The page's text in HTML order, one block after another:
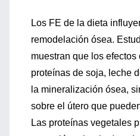
Los FE de la dieta
remodelación ósea.
muestran que los
proteínas de soja, leche
la mineralización ósea,
sobre el útero que
Las proteínas vegetales